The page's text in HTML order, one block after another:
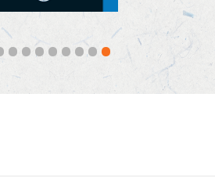
1
3
7
9